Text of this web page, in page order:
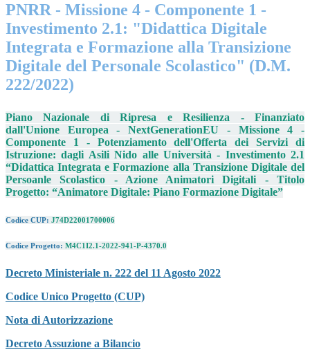
PNRR - Missione 4 - Componente 1 -
Investimento 2.1: "Didattica Digitale
Integrata e Formazione alla Transizione
Digitale del Personale Scolastico" (D.M.
222/2022)
Piano Nazionale di Ripresa e Resilienza - Finanziato
dall'Unione Europea - NextGenerationEU - Missione 4 -
Componente 1 - Potenziamento dell'Offerta dei Servizi di
Istruzione: dagli Asili Nido alle Università - Investimento 2.1
“Didattica Integrata e Formazione alla Transizione Digitale del
Persoanle Scolastico - Azione Animatori Digitali - Titolo
Progetto: “Animatore Digitale: Piano Formazione Digitale”
Codice CUP: J74D22001700006
Codice Progetto: M4C1I2.1-2022-941-P-4370.0
Decreto Ministeriale n. 222 del 11 Agosto 2022
Codice Unico Progetto (CUP)
Nota di Autorizzazione
Decreto Assuzione a Bilancio